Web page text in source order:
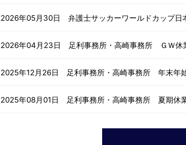
2026年05月30日 弁護士サッカーワールドカップ日
2026年04月23日 足利事務所・高崎事務所 ＧＷ休
2025年12月26日 足利事務所・高崎事務所 年末年
2025年08月01日 足利事務所・高崎事務所 夏期休